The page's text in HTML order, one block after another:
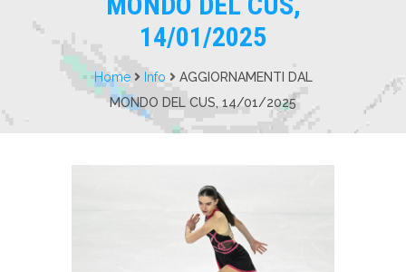
14/01/2025
Home Info
AGGIORNAMENTI DAL
MONDO DEL CUS, 14/01/2025